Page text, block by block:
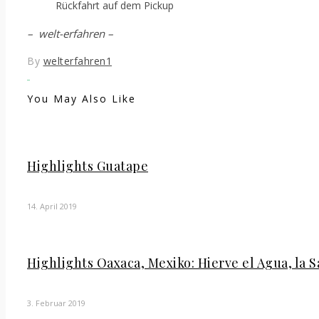
Rückfahrt auf dem Pickup
– welt-erfahren –
By welterfahren1
You May Also Like
Highlights Guatape
14. April 2019
Highlights Oaxaca, Mexiko: Hierve el Agua, la
3. Februar 2019